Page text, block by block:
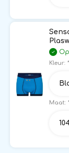
Kleur: *
Maat: *